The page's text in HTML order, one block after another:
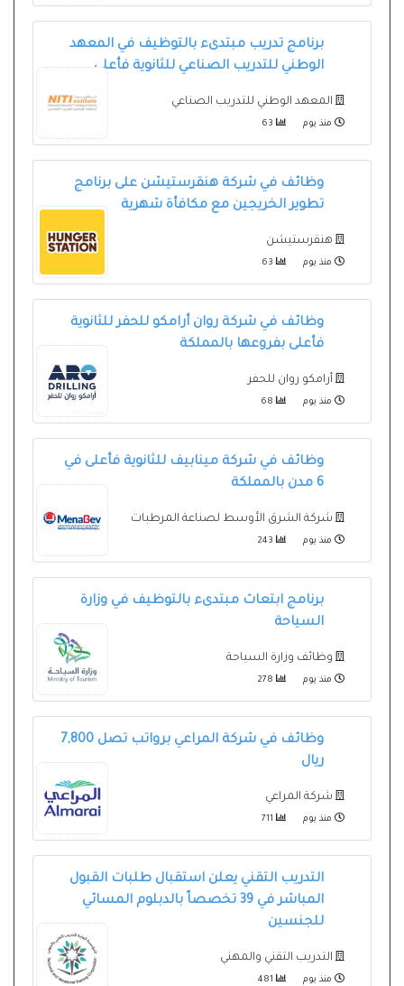
برنامج تدريب مبتدىء بالتوظيف في المعهد
الوطني للتدريب الصناعي للثانوية فأعلى
المعهد الوطني للتدريب الصناعي
منذ يوم
وظائف في شركة هنقرستيشن على برنامج
تطوير الخريجين مع مكافأة شهرية
هنقرستيشن
منذ يوم
وظائف في شركة روان أرامكو للحفر للثانوية
فأعلى بفروعها بالمملكة
أرامكو روان للحفر
منذ يوم
وظائف في شركة مينابيف للثانوية فأعلى في
6 مدن بالمملكة
شركة الشرق الأوسط لصناعة المرطبات
منذ يوم
برنامج ابتعاث مبتدىء بالتوظيف في وزارة
السياحة
وظائف وزارة السياحة
منذ يوم
وظائف في شركة المراعي برواتب تصل 7,800
ريال
شركة المراعي
منذ يوم
التدريب التقني يعلن استقبال طلبات القبول
المباشر في 39 تخصصاً بالدبلوم المسائي
للجنسين
التدريب التقني والمهني
منذ يوم